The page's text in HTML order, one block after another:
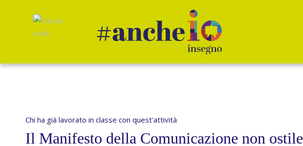
Chi ha già lavorato in classe con quest'attività
Il Manifesto della Comunicazione non ostile